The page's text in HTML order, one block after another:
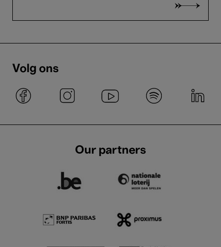
Volg ons
Our partners